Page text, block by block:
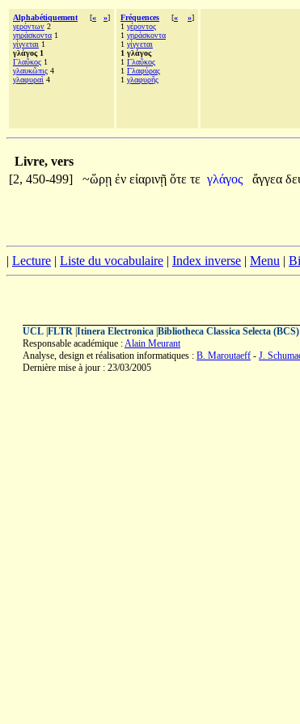
Alphabétiquement [« »]
γερόντων 2
γηράσκοντα 1
γίγνεται 1
γλάγος 1
Γλαῦκος 1
γλαυκῶπις 4
γλαφυραὶ 4
Fréquences [« »]
1 γέροντος
1 γηράσκοντα
1 γίγνεται
1 γλάγος
1 Γλαῦκος
1 Γλαφύρας
1 γλαφυρῆς
Livre, vers
[2, 450-499]
~ὥρῃ ἐν εἰαρινῇ ὅτε τε γλάγος ἄγγεα
| Lecture | Liste du vocabulaire | Index inverse | Menu |
UCL FLTR Itinera Electronica Bibliotheca Classica Selecta (BCS)
Responsable académique :Alain Meurant
Analyse, design et réalisation informatiques : B. Maroutaeff - J.
Dernière mise à jour : 23/03/2005